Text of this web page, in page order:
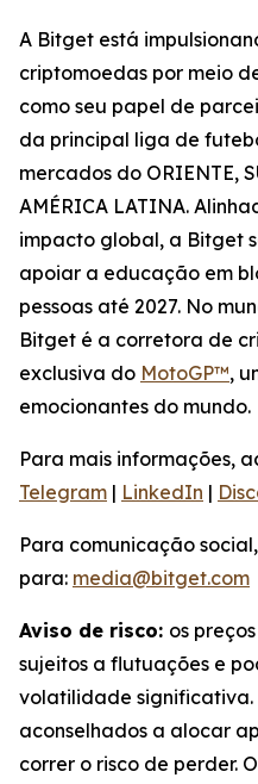
A Bitget está
criptomoedas por meio
como seu papel de
da principal liga de
mercados do ORIENTE,
AMÉRICA LATINA.
impacto global, a Bitget
apoiar a educação em
pessoas até 2027. No
Bitget é a corretora de
exclusiva do MotoGP™,
emocionantes do mundo.
Para mais informações,
Telegram | LinkedIn |
Para comunicação
para: media@bitget.com
Aviso de risco: os
sujeitos a flutuações e
volatilidade significativa.
aconselhados a alocar
correr o risco de perder.